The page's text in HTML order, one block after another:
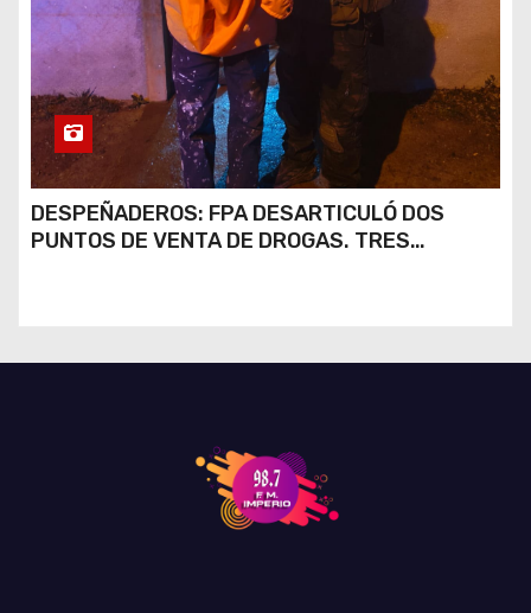
DESPEÑADEROS: FPA DESARTICULÓ DOS
PUNTOS DE VENTA DE DROGAS. TRES